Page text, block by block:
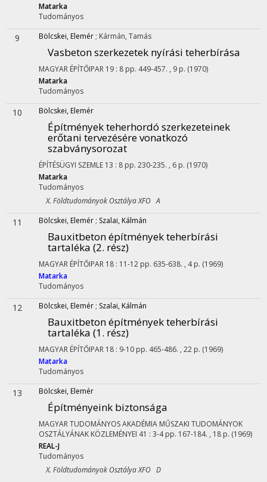
Matarka
Tudományos
9 Bölcskei, Elemér ; Kármán, Tamás
Vasbeton szerkezetek nyírási teherbírása
MAGYAR ÉPÍTŐIPAR 19 : 8 pp. 449-457. , 9 p. (1970)
Matarka
Tudományos
10 Bölcskei, Elemér
Építmények teherhordó szerkezeteinek
erőtani tervezésére vonatkozó
szabványsorozat
ÉPÍTÉSÜGYI SZEMLE 13 : 8 pp. 230-235. , 6 p. (1970)
Matarka
Tudományos
X. Földtudományok Osztálya XFO A
11 Bölcskei, Elemér ; Szalai, Kálmán
Bauxitbeton építmények teherbírási
tartaléka (2. rész)
MAGYAR ÉPÍTŐIPAR 18 : 11-12 pp. 635-638. , 4 p. (1969)
Matarka
Tudományos
12 Bölcskei, Elemér ; Szalai, Kálmán
Bauxitbeton építmények teherbírási
tartaléka (1. rész)
MAGYAR ÉPÍTŐIPAR 18 : 9-10 pp. 465-486. , 22 p. (1969)
Matarka
Tudományos
13 Bölcskei, Elemér
Építményeink biztonsága
MAGYAR TUDOMÁNYOS AKADÉMIA MŰSZAKI TUDOMÁNYOK
OSZTÁLYÁNAK KÖZLEMÉNYEI 41 : 3-4 pp. 167-184. , 18 p. (1969)
REAL-J
Tudományos
X. Földtudományok Osztálya XFO D